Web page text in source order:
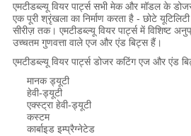
SITEMAP
PRIVACY
POLICY
एमटीडब्ल्यू वियर पार्ट्स सभी मेक और मॉडल के
एक पूरी श्रृंखला का निर्माण करता है - छोटे
सीरीज़ तक। एमटीडब्ल्यू वियर पार्ट्स में विशिष्ट
उच्चतम गुणवत्ता वाले एज और एंड बिट्स हैं।
एमटीडब्ल्यू वियर पार्ट्स डोजर कटिंग एज और एंड
मानक ड्यूटी
हेवी-ड्यूटी
एक्स्ट्रा हेवी-ड्यूटी
कस्टम
कार्बाइड इम्प्रैग्नेटेड